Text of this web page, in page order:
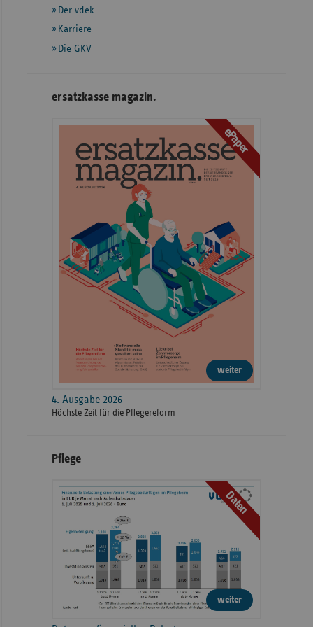
Der vdek
Karriere
Die GKV
ersatzkasse magazin.
ePaper
weiter
4. Ausgabe 2026
Höchste Zeit für die Pflegereform
Pflege
Daten
weiter